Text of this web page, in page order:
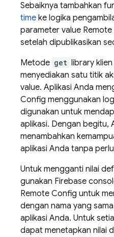
Sebaiknya tambahkan
time ke logika
parameter value
setelah dipublikasikan
Metode get library klien
menyediakan satu titik
value. Aplikasi Anda
Config menggunakan
digunakan untuk
aplikasi. Dengan begitu,
menambahkan
aplikasi Anda tanpa
Untuk mengganti nilai
gunakan Firebase
Remote Config untuk
dengan nama yang
aplikasi Anda. Untuk
dapat menetapkan nilai